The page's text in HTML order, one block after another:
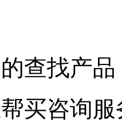
查找产品
买咨询服